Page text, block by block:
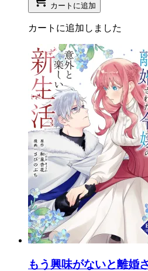
カートに追加
カートに追加しました
もう興味がないと離婚